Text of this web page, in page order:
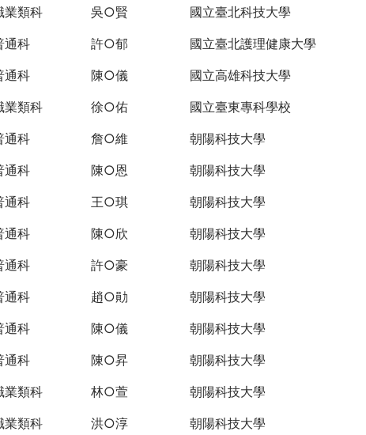
業類科
吳○賢 國立臺北科技大學
通科
許○郁 國立臺北護理健康大學
通科
陳○儀 國立高雄科技大學
業類科
徐○佑 國立臺東專科學校
通科
詹○維 朝陽科技大學
通科
陳○恩 朝陽科技大學
通科
王○琪 朝陽科技大學
通科
陳○欣 朝陽科技大學
通科
許○豪 朝陽科技大學
通科
趙○勛 朝陽科技大學
通科
陳○儀 朝陽科技大學
通科
陳○昇 朝陽科技大學
業類科
林○萱 朝陽科技大學
業類科
洪○淳 朝陽科技大學